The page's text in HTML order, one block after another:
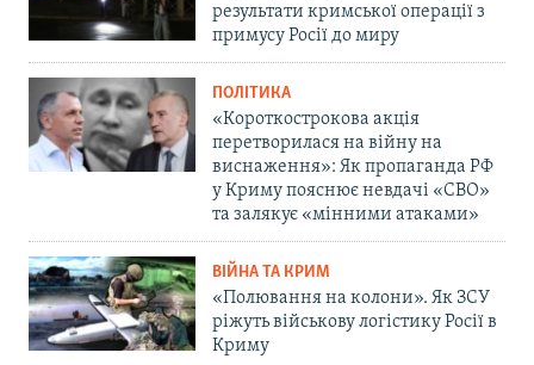
результати кримської операції з
примусу Росії до миру
ПОЛІТИКА
«Короткострокова акція
перетворилася на війну на
виснаження»: Як пропаганда РФ
у Криму пояснює невдачі «СВО»
та залякує «мінними атаками»
ВІЙНА ТА КРИМ
«Полювання на колони». Як ЗСУ
ріжуть військову логістику Росії в
Криму